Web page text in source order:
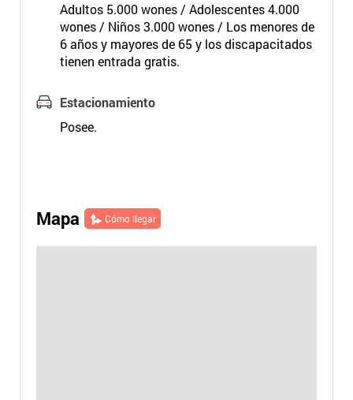
Adultos 5.000 wones / Adolescentes 4.000
wones / Niños 3.000 wones / Los menores de
6 años y mayores de 65 y los discapacitados
tienen entrada gratis.
Estacionamiento
Posee.
Mapa Cómo llegar